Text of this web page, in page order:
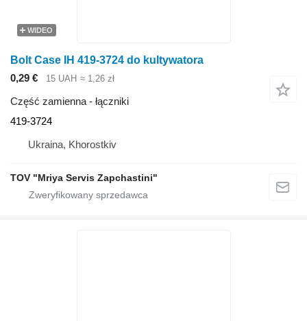
WIDEO
Bolt Case IH 419-3724 do kultywatora
0,29 €
15 UAH ≈ 1,26 zł
Część zamienna - łączniki
419-3724
Ukraina, Khorostkiv
TOV "Mriya Servis Zapchastini"